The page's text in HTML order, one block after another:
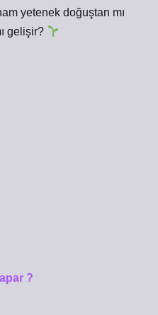
yetenek doğuştan mı
gelişir?
?